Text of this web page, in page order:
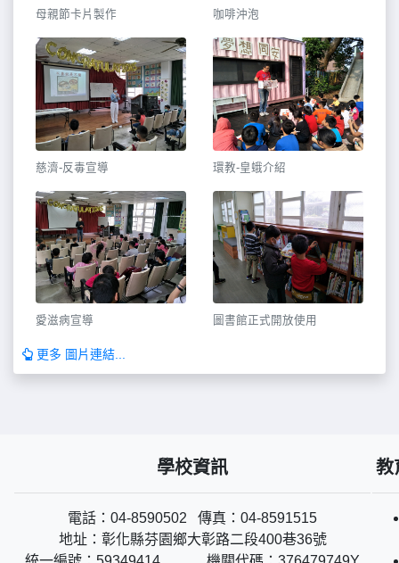
母親節卡片製作 咖啡沖泡
慈濟-反毒宣導 環教-皇蛾介紹
愛滋病宣導 圖書館正式開放使用
更多 圖片連結...
學校資訊
電話：04-8590502 傳真：04-8591515
地址：彰化縣芬園鄉大彰路二段400巷36號
教